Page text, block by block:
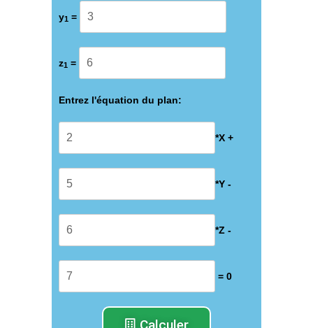
y1 =
z1 =
Entrez l'équation du plan:
*X +
*Y -
*Z -
= 0
Calculer